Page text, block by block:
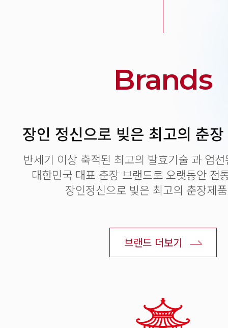
Brands
장인 정신으로 빚은 최고의 춘
반세기 이상 축적된 최고의 발효기술 과 엄
대한민국 대표 춘장 브랜드로 오랫동안 전
장인정신으로 빚은 최고의 춘장제
브랜드 더보기